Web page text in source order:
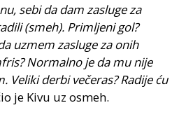
sebi da dam zasluge za
(smeh). Primljeni gol?
uzmem zasluge za onih
Normalno je da mu nije
Veliki derbi večeras? Radije ću
je Kivu uz osmeh.